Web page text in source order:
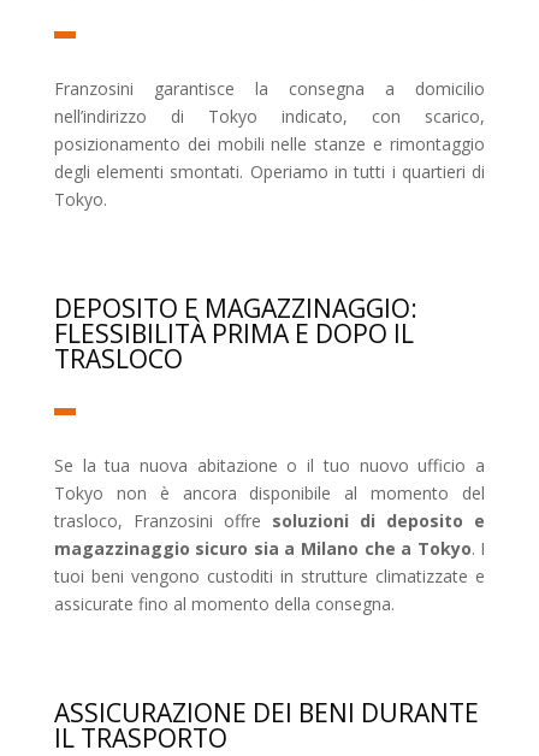
Franzosini garantisce la consegna a domicilio
nell’indirizzo di Tokyo indicato, con scarico,
posizionamento dei mobili nelle stanze e rimontaggio
degli elementi smontati. Operiamo in tutti i quartieri di
Tokyo.
DEPOSITO E MAGAZZINAGGIO:
FLESSIBILITÀ PRIMA E DOPO IL
TRASLOCO
Se la tua nuova abitazione o il tuo nuovo ufficio a
Tokyo non è ancora disponibile al momento del
trasloco, Franzosini offre soluzioni di deposito e
magazzinaggio sicuro sia a Milano che a Tokyo. I
tuoi beni vengono custoditi in strutture climatizzate e
assicurate fino al momento della consegna.
ASSICURAZIONE DEI BENI DURANTE
IL TRASPORTO